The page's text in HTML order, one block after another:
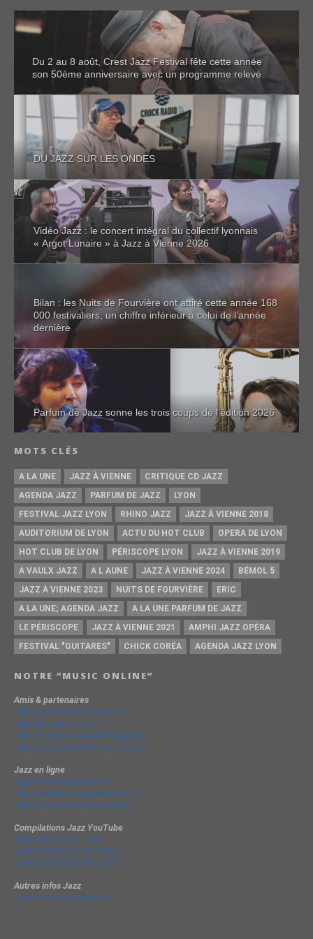
Du 2 au 8 août, Crest Jazz Festival fête cette année
son 50ème anniversaire avec un programme relevé
DU JAZZ SUR LES ONDES
Vidéo Jazz : le concert intégral du collectif lyonnais
« Argot Lunaire » à Jazz à Vienne 2026
Bilan : les Nuits de Fourvière ont attiré cette année 168
000 festivaliers, un chiffre inférieur à celui de l’année
dernière
Parfum de Jazz sonne les trois coups de l’édition 2026
MOTS CLÉS
A LA UNE JAZZ À VIENNE
CRITIQUE CD JAZZ
AGENDA JAZZ
PARFUM DE JAZZ
LYON
FESTIVAL JAZZ LYON
RHINO JAZZ
JAZZ À VIENNE 2018
AUDITORIUM DE LYON
ACTU DU HOT CLUB
OPERA DE LYON
HOT CLUB DE LYON
PÉRISCOPE LYON
JAZZ À VIENNE 2019
A VAULX JAZZ
A L AUNE JAZZ À VIENNE 2024
BÉMOL 5
JAZZ À VIENNE 2023
NUITS DE FOURVIÈRE
ERIC
A LA UNE; AGENDA JAZZ
A LA UNE PARFUM DE JAZZ
LE PÉRISCOPE
JAZZ À VIENNE 2021
AMPHI JAZZ OPÉRA
FESTIVAL "GUITARES"
CHICK CORÉA AGENDA JAZZ LYON
NOTRE “MUSIC ONLINE”
Amis & partenaires
https://groovesidestory.com/
http://lyon-music.com/
http://chrischarpenel.blogspot.fr
https://www.yvesdorison.net/q-r
Jazz en ligne
http://www.jazzradio.fr/
http://www.jazzmagazine.com/
http://www.jazzavienne.com/
Compilations Jazz YouTube
The Very Best of Jazz
JAZZ COMPILATION 2014
JAZZ COMPILATION 2013
Autres infos Jazz
La terminologie du jazz